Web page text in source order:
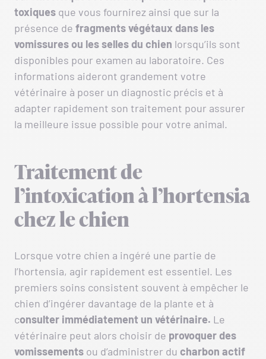
toxiques que vous fournirez ainsi que sur la
présence de fragments végétaux dans les
vomissures ou les selles du chien lorsqu’ils sont
disponibles pour examen au laboratoire. Ces
informations aideront grandement votre
vétérinaire à poser un diagnostic précis et à
adapter rapidement son traitement pour assurer
la meilleure issue possible pour votre animal.
Traitement de
l’intoxication à l’hortensia
chez le chien
Lorsque votre chien a ingéré une partie de
l’hortensia, agir rapidement est essentiel. Les
premiers soins consistent souvent à empêcher le
chien d’ingérer davantage de la plante et à
consulter immédiatement un vétérinaire. Le
vétérinaire peut alors choisir de provoquer des
vomissements ou d’administrer du charbon actif